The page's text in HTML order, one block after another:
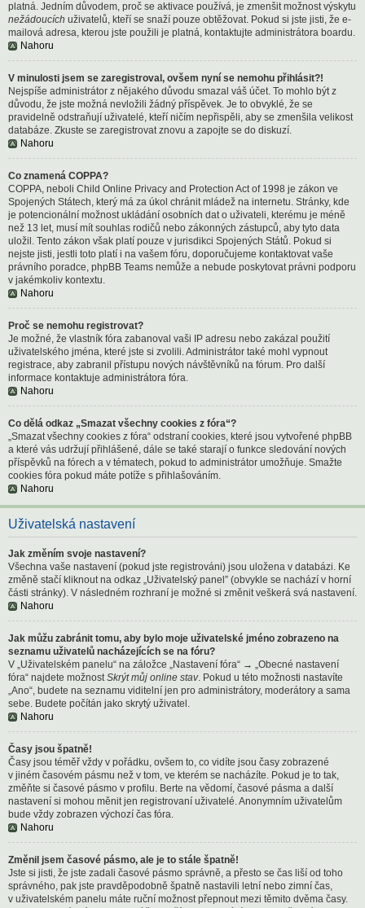
platná. Jedním důvodem, proč se aktivace používá, je zmenšit možnost výskytu
nežádoucích uživatelů, kteří se snaží pouze obtěžovat. Pokud si jste jisti, že e-
mailová adresa, kterou jste použili je platná, kontaktujte administrátora boardu.
Nahoru
V minulosti jsem se zaregistroval, ovšem nyní se nemohu přihlásit?!
Nejspíše administrátor z nějakého důvodu smazal váš účet. To mohlo být z
důvodu, že jste možná nevložili žádný příspěvek. Je to obvyklé, že se
pravidelně odstraňují uživatelé, kteří ničím nepřispěli, aby se zmenšila velikost
databáze. Zkuste se zaregistrovat znovu a zapojte se do diskuzí.
Nahoru
Co znamená COPPA?
COPPA, neboli Child Online Privacy and Protection Act of 1998 je zákon ve
Spojených Státech, který má za úkol chránit mládež na internetu. Stránky, kde
je potencionální možnost ukládání osobních dat o uživateli, kterému je méně
než 13 let, musí mít souhlas rodičů nebo zákonných zástupců, aby tyto data
uložil. Tento zákon však platí pouze v jurisdikci Spojených Států. Pokud si
nejste jisti, jestli toto platí i na vašem fóru, doporučujeme kontaktovat vaše
právního poradce, phpBB Teams nemůže a nebude poskytovat právni podporu
v jakémkoliv kontextu.
Nahoru
Proč se nemohu registrovat?
Je možné, že vlastník fóra zabanoval vaši IP adresu nebo zakázal použití
uživatelského jména, které jste si zvolili. Administrátor také mohl vypnout
registrace, aby zabranil přístupu nových návštěvníků na fórum. Pro další
informace kontaktuje administrátora fóra.
Nahoru
Co dělá odkaz „Smazat všechny cookies z fóra“?
„Smazat všechny cookies z fóra“ odstraní cookies, které jsou vytvořené phpBB
a které vás udržují přihlášené, dále se také starají o funkce sledování nových
příspěvků na fórech a v tématech, pokud to administrátor umožňuje. Smažte
cookies fóra pokud máte potíže s přihlašováním.
Nahoru
Uživatelská nastavení
Jak změním svoje nastavení?
Všechna vaše nastavení (pokud jste registrováni) jsou uložena v databázi. Ke
změně stačí kliknout na odkaz „Uživatelský panel” (obvykle se nachází v horní
části stránky). V následném rozhraní je možné si změnit veškerá svá nastavení.
Nahoru
Jak můžu zabránit tomu, aby bylo moje uživatelské jméno zobrazeno na
seznamu uživatelů nacházejících se na fóru?
V „Uživatelském panelu“ na záložce „Nastavení fóra“ → „Obecné nastavení
fóra“ najdete možnostSkrýt můj online stav. Pokud u této možnosti nastavíte
„Ano“, budete na seznamu viditelní jen pro administrátory, moderátory a sama
sebe. Budete počítán jako skrytý uživatel.
Nahoru
Časy jsou špatně!
Časy jsou téměř vždy v pořádku, ovšem to, co vidíte jsou časy zobrazené
v jiném časovém pásmu než v tom, ve kterém se nacházíte. Pokud je to tak,
změňte si časové pásmo v profilu. Berte na vědomí, časové pásma a další
nastavení si mohou měnit jen registrovaní uživatelé. Anonymním uživatelům
bude vždy zobrazen výchozí čas fóra.
Nahoru
Změnil jsem časové pásmo, ale je to stále špatně!
Jste si jisti, že jste zadali časové pásmo správně, a přesto se čas liší od toho
správného, pak jste pravděpodobně špatně nastavili letní nebo zimní čas,
v uživatelském panelu máte ruční možnost přepnout mezi těmito dvěma časy.